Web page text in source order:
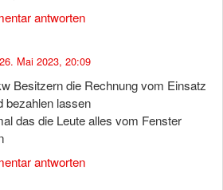
antworten
26. Mai 2023, 20:09
Besitzern die Rechnung vom Einsatz
bezahlen lassen
das die Leute alles vom Fenster
antworten